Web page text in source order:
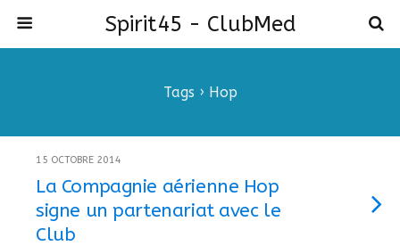
Spirit45 - ClubMed
Tags › Hop
15 OCTOBRE 2014
La Compagnie aérienne Hop
signe un partenariat avec le
Club